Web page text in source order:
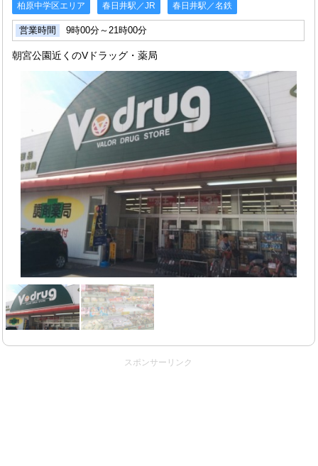
柏原中学区エリア
春日井駅／JR 春日井駅／名鉄
営業時間 9時00分～21時00分
朝宮公園近くのVドラッグ・薬局
スポンサーリンク